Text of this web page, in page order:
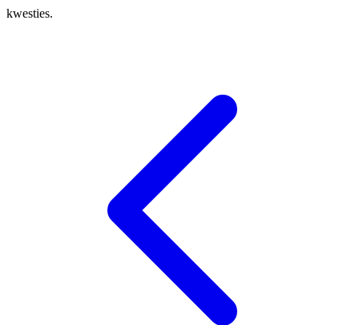
kwesties.